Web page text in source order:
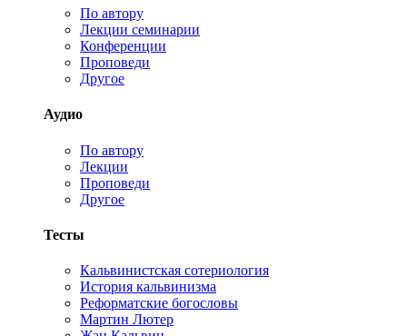
По автору
Лекции семинарии
Конференции
Проповеди
Другое
Аудио
По автору
Лекции
Проповеди
Другое
Тесты
Кальвинистская сотериология
История кальвинизма
Реформатские богословы
Мартин Лютер